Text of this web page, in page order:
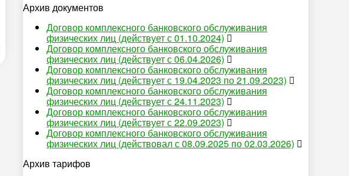
Архив документов
Договор комплексного банковского обслуживания
физических лиц (действует с 01.10.2024)
Договор комплексного банковского обслуживания
физических лиц (действует с 06.04.2026)
Договор комплексного банковского обслуживания
физических лиц (действует с 19.04.2023 по 21.09.2023)
Договор комплексного банковского обслуживания
физических лиц (действует с 24.11.2023)
Договор комплексного банковского обслуживания
физических лиц (действует с 22.09.2023)
Договор комплексного банковского обслуживания
физических лиц (действовал с 08.09.2025 по 02.03.2026)
Архив тарифов